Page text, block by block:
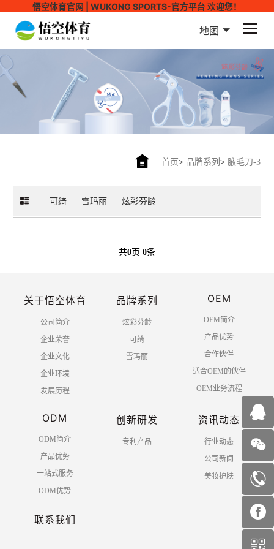
悟空体育官网 | WUKONG SPORTS-官方平台 欢迎您！
地图
首页> 品牌系列 > 腋毛刀-3
可绮 雪玛丽 炫彩芬龄
共0页 0条
关于悟空体育
公司简介
企业荣誉
企业文化
企业环境
发展历程
品牌系列
炫彩芬龄
可绮
雪玛丽
OEM
OEM简介
产品优势
合作伙伴
适合OEM的伙伴
OEM业务流程
ODM
ODM简介
产品优势
一站式服务
ODM优势
创新研发
专利产品
资讯动态
行业动态
公司新闻
美妆护肤
联系我们